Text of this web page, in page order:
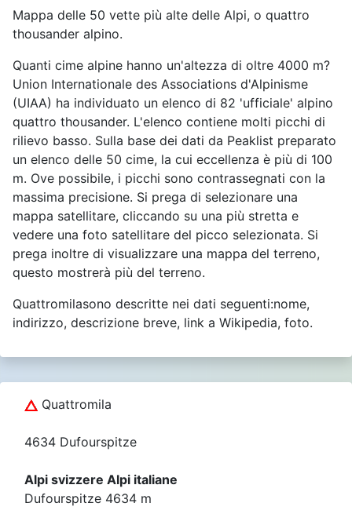
Mappa delle 50 vette più alte delle Alpi, o quattro
thousander alpino.
Quanti cime alpine hanno un'altezza di oltre 4000 m?
Union Internationale des Associations d'Alpinisme
(UIAA) ha individuato un elenco di 82 'ufficiale' alpino
quattro thousander. L'elenco contiene molti picchi di
rilievo basso. Sulla base dei dati da Peaklist preparato
un elenco delle 50 cime, la cui eccellenza è più di 100
m. Ove possibile, i picchi sono contrassegnati con la
massima precisione. Si prega di selezionare una
mappa satellitare, cliccando su una più stretta e
vedere una foto satellitare del picco selezionata. Si
prega inoltre di visualizzare una mappa del terreno,
questo mostrerà più del terreno.
Quattromilasono descritte nei dati seguenti:nome,
indirizzo, descrizione breve, link a Wikipedia, foto.
Quattromila
4634 Dufourspitze
Alpi svizzere Alpi italiane
Dufourspitze 4634 m